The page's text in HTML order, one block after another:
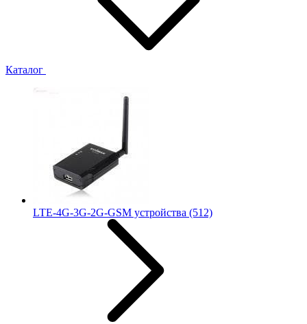
Каталог
LTE-4G-3G-2G-GSM устройства (512)